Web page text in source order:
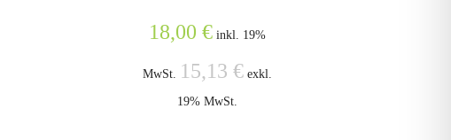
18,00 € inkl. 19%
MwSt. 15,13 €exkl.
19% MwSt.